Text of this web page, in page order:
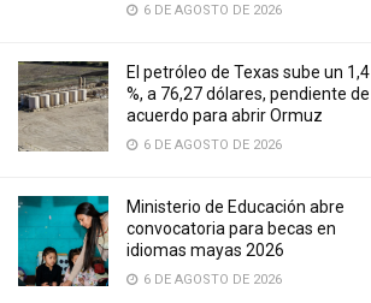
6 DE AGOSTO DE 2026
El petróleo de Texas sube un 1,4
%, a 76,27 dólares, pendiente de
acuerdo para abrir Ormuz
6 DE AGOSTO DE 2026
Ministerio de Educación abre
convocatoria para becas en
idiomas mayas 2026
6 DE AGOSTO DE 2026